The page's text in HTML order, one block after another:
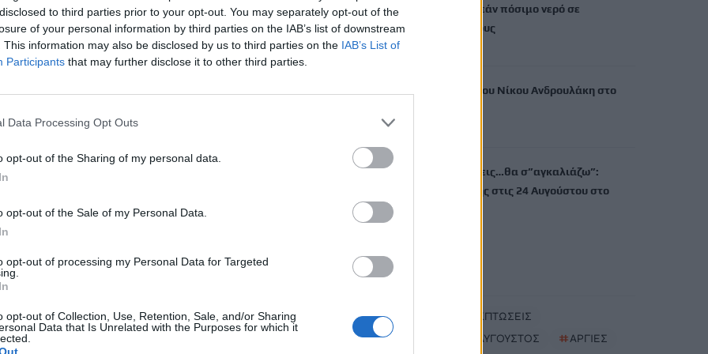
to third parties prior to your opt-out. You may separately opt-out of the
of your personal information by third parties on the IAB’s list of downstream
This information may also be disclosed by us to third parties on the IAB’s List of
Participants that may further disclose it to other third parties.
Data Processing Opt Outs
opt-out of the Sharing of my personal data.
opt-out of the Sale of my Personal Data.
opt-out of processing my Personal Data for Targeted
opt-out of Collection, Use, Retention, Sale, and/or Sharing
Data that Is Unrelated with the Purposes for which it
περίμεναν: μετατρέπει τη Siri σε κάτι που θα μοιάζει με Chat -
Newsroom 23 Μαΐου, 2026
προσφέρει δωρεάν πόσιμο νερό σε
δημόσιους χώρους
8 Αυγούστου, 2026
Δύο συναυλίες του Νίκου Ανδρουλάκη στο
“Έρθεις δεν έρθεις…θα σ”αγκαλιάζω”:
Συναυλία αγάπης στις 24 Αυγούστου στο
ΘΕΡΙΝΕΣ ΕΚΠΤΩΣΕΙΣ
ΔΕΚΑΠΕΝΤΑΥΓΟΥΣΤΟΣ #ΑΡΓΙΕΣ